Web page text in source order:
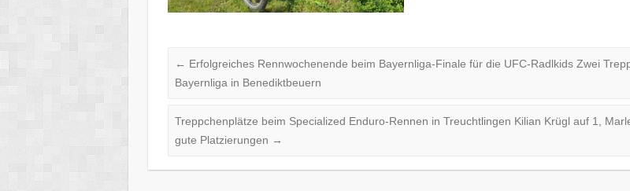
← Erfolgreiches Rennwochenende beim Bayernliga-Finale für die UFC-Radlkids Zwei
Bayernliga in Benediktbeuern
Treppchenplätze beim Specialized Enduro-Rennen in Treuchtlingen Kilian Krügl auf 1,
gute Platzierungen →